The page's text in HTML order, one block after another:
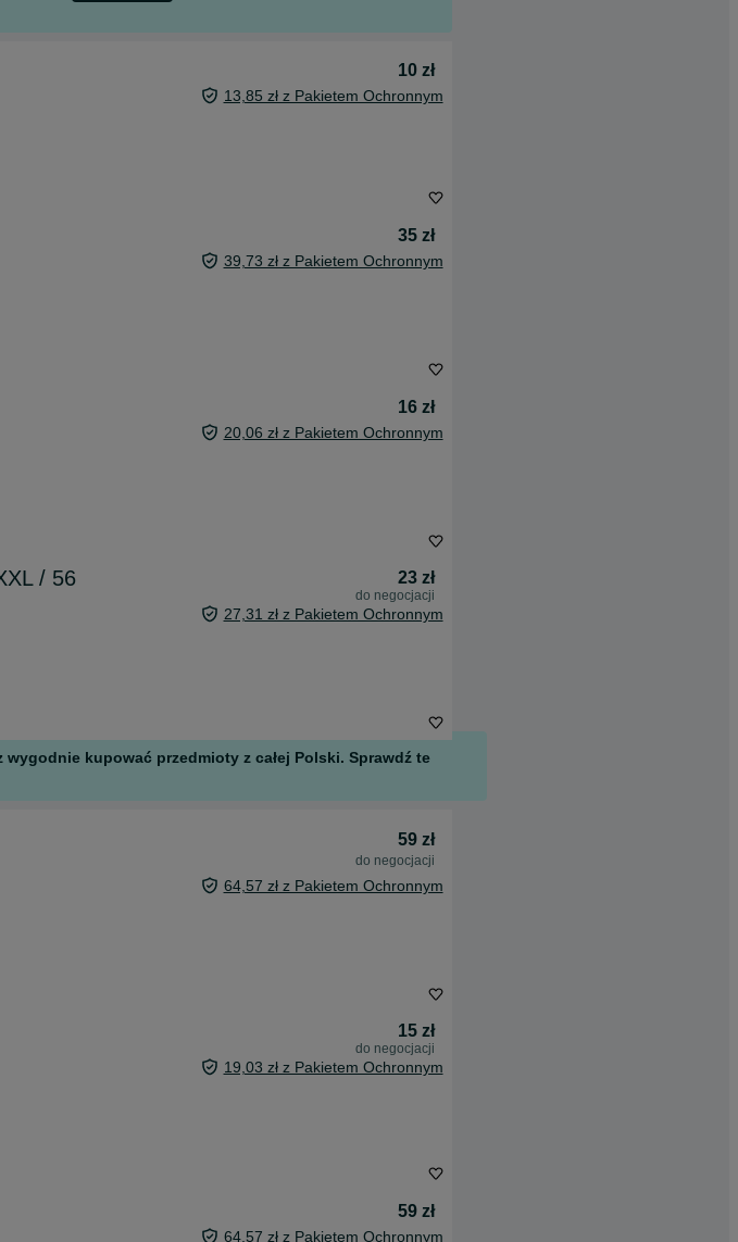
10 zł
13,85 zł z Pakietem Ochronnym
35 zł
39,73 zł z Pakietem Ochronnym
16 zł
20,06 zł z Pakietem Ochronnym
/ 56 23 zł
do negocjacji
27,31 zł z Pakietem Ochronnym
kupować przedmioty z całej Polski. Sprawdź te
59 zł
do negocjacji
64,57 zł z Pakietem Ochronnym
15 zł
do negocjacji
19,03 zł z Pakietem Ochronnym
59 zł
64,57 zł z Pakietem Ochronnym